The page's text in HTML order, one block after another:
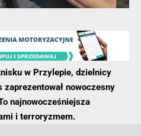
w Przylepie, dzielnicy
nowoczesny
najnowocześniejsza
i terroryzmem.